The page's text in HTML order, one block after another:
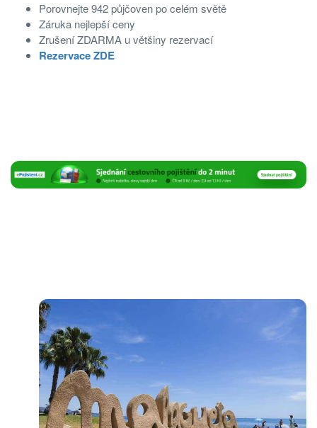
Porovnejte 942 půjčoven po celém světě
Záruka nejlepší ceny
Zrušení ZDARMA u většiny rezervací
Rezervace ZDE